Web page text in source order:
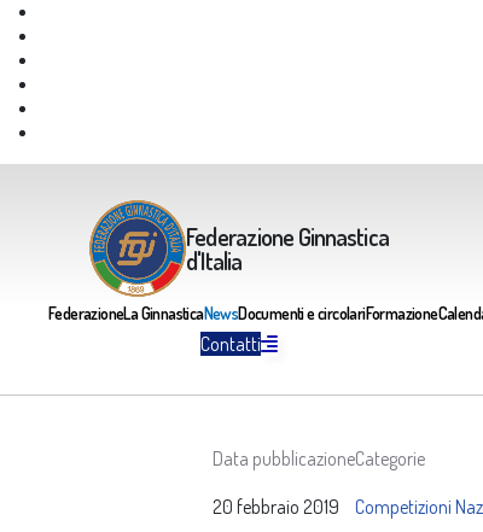
Federazione Ginnastica
d'Italia
FederazioneLa GinnasticaNewsDocumenti e circolariFormazione
Contatti
Data pubblicazione
20 febbraio 2019
Categorie
Competizioni